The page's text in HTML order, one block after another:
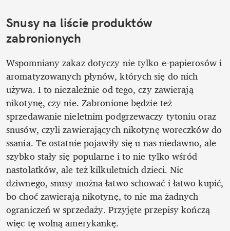
Snusy na liście produktów
zabronionych
Wspomniany zakaz dotyczy nie tylko e-papierosów i
aromatyzowanych płynów, których się do nich
używa. I to niezależnie od tego, czy zawierają
nikotynę, czy nie. Zabronione będzie też
sprzedawanie nieletnim podgrzewaczy tytoniu oraz
snusów, czyli zawierających nikotynę woreczków do
ssania. Te ostatnie pojawiły się u nas niedawno, ale
szybko stały się popularne i to nie tylko wśród
nastolatków, ale też kilkuletnich dzieci. Nic
dziwnego, snusy można łatwo schować i łatwo kupić,
bo choć zawierają nikotynę, to nie ma żadnych
ograniczeń w sprzedaży. Przyjęte przepisy kończą
więc tę wolną amerykankę.